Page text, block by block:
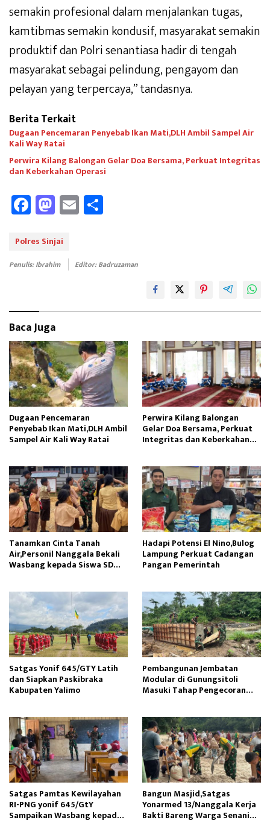
semakin profesional dalam menjalankan tugas,
kamtibmas semakin kondusif, masyarakat semakin
produktif dan Polri senantiasa hadir di tengah
masyarakat sebagai pelindung, pengayom dan
pelayan yang terpercaya,” tandasnya.
Berita Terkait
Dugaan Pencemaran Penyebab Ikan Mati,DLH Ambil Sampel Air
Kali Way Ratai
Perwira Kilang Balongan Gelar Doa Bersama, Perkuat Integritas
dan Keberkahan Operasi
Fa
ce
b
oo
M
as
to
d
E
m
Polres Sinjai
Penulis: Ibrahim Editor: Badruzaman
Baca Juga
Dugaan Pencemaran
Penyebab Ikan Mati,DLH Ambil
Sampel Air Kali Way Ratai
Perwira Kilang Balongan
Gelar Doa Bersama, Perkuat
Integritas dan Keberkahan
Tanamkan Cinta Tanah
Air,Personil Nanggala Bekali
Wasbang kepada Siswa SD
Hadapi Potensi El Nino,Bulog
Lampung Perkuat Cadangan
Pangan Pemerintah
Satgas Yonif 645/GTY Latih
dan Siapkan Paskibraka
Kabupaten Yalimo
Pembangunan Jembatan
Modular di Gunungsitoli
Masuki Tahap Pengecoran
Satgas Pamtas Kewilayahan
RI-PNG yonif 645/GtY
Sampaikan Wasbang kepada
Bangun Masjid,Satgas
Yonarmed 13/Nanggala Kerja
Bakti Bareng Warga Senaning